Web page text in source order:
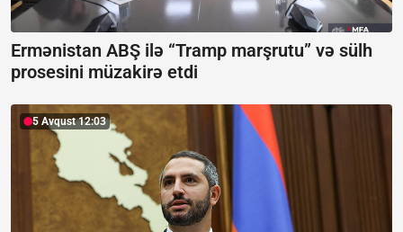
Ermənistan ABŞ ilə “Tramp marşrutu” və sülh
prosesini müzakirə etdi
5 Avqust 12:03